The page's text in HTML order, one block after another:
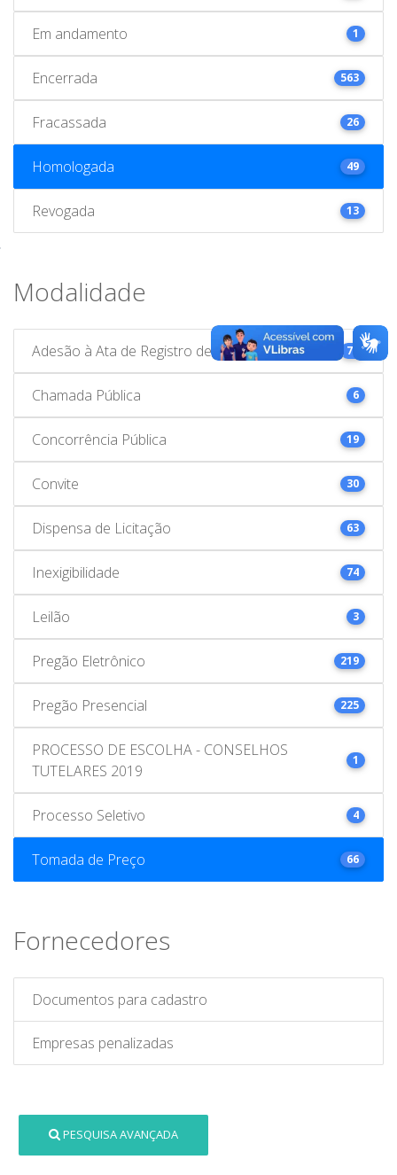
Em andamento 1
Encerrada 563
Fracassada 26
Homologada 49
Revogada 13
Modalidade
Adesão à Ata de Registro de Preços 78
Chamada Pública 6
Concorrência Pública 19
Convite 30
Dispensa de Licitação 63
Inexigibilidade 74
Leilão 3
Pregão Eletrônico 219
Pregão Presencial 225
PROCESSO DE ESCOLHA - CONSELHOS
TUTELARES 2019
1
Processo Seletivo 4
Tomada de Preço 66
Fornecedores
Documentos para cadastro
Empresas penalizadas
PESQUISA AVANÇADA